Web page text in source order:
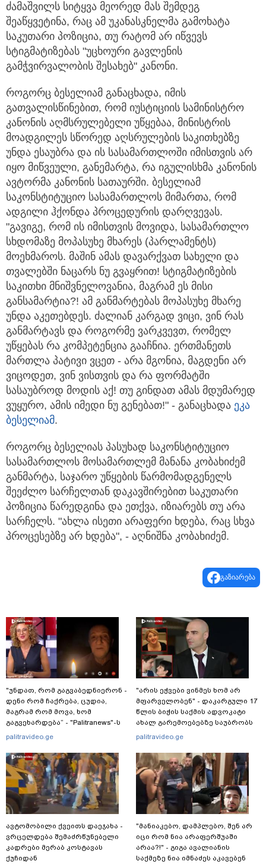
ძამაშვილს სიტყვა მეორედ მას შემდეგ
შეაწყვეტინა, რაც ამ უკანასკნელმა გამოხატა
საკუთარი პოზიცია, თუ რატომ არ იწვევს
სტიგმატიზებას "უცხოური გავლენის
გამჭვირვალობის შესახებ" კანონი.
როგორც ბესელიამ განაცხადა, იმის
გათვალისწინებით, რომ იუსტიციის სამინისტრო
კანონის აღმსრულებელი უწყებაა, მინისტრის
მოადგილეს სწორედ აღსრულების საკითხებზე
უნდა ესაუბრა და ის სასამართლოში იმისთვის არ
იყო მიწვეული, განემარტა, რა იგულისხმა კანონის
ავტორმა კანონის სათაურში. ბესელიამ
საკონსტიტუციო სასამართლოს მიმართა, რომ
ადგილი ჰქონდა პროცედურის დარღვევას.
"გავიგე, რომ ის იმისთვის მოვიდა, სასამართლო
სხდომაზე მოპასუხე მხარეს (პარლამენტს)
მოეხმაროს. მაშინ ამას დავარქვათ სახელი და
თვალებში ნაცარს ნუ გვაყრით! სტიგმატიზების
საკითხი მნიშვნელოვანია, მაგრამ ეს მისი
განსამარტია?! ამ განმარტებას მოპასუხე მხარე
უნდა აკეთებდეს. ძალიან კარგად ვიცი, ვინ რას
განმარტავს და როგორმე ვარკვევთ, რომელ
უწყებას რა კომპეტენცია გააჩნია. ერთმანეთს
მართლა პატივი ვცეთ - არა მგონია, მაგდენი არ
ვიცოდეთ, ვინ ვისთვის და რა ფორმატში
სასაუბროდ მოდის აქ! თუ გინდათ ამას მდუმარედ
ვუყურო, ამის იმედი ნუ გენებათ!" - განაცხადა ეკა
ბესელიამ.
როგორც ბესელიას პასუხად საკონსტიტუციო
სასამართლოს მოსამართლემ მანანა კობახიძემ
განმარტა, საჯარო უწყების წარმომადგენელს
შეეძლო სარჩელთან დაკავშირებით საკუთარი
პოზიცია წარედგინა და ეთქვა, იზიარებს თუ არა
სარჩელს. "ახლა ისეთი არაფერი ხდება, რაც სხვა
პროცესებზე არ ხდება", - აღნიშნა კობახიძემ.
გაზიარება
"უნდათ, რომ გაგვაბედნიერონ -
დენი რომ ჩაქრება, ცუდია,
მაგრამ რომ მოვა, ხომ
გაგვეხარდება“ - "Palitranews"-ს
პირდეპირ ეთერში გია
ჩაერთო
palitravideo.ge
ავტომობილი ქვეითს დაეჯახა -
ვრცელდება შემაძრწუნებელი
კადრები მერაბ კოსტავას
ქუჩიდან
"არის ეჭვები ვინმეს ხომ არ
მფარველობენ" - დაკარგული 17
წლის ბიჭის საქმის ადვოკატი
ახალ გარემოებებზე საუბრობს
palitravideo.ge
"მანიაკებო, დამპლებო, შენ არ
იცი რომ ნია არაფერშუაში
არაა?!" - გიგა ავალიანის
საქმეზე ნია იმნაძეს აკავებენ